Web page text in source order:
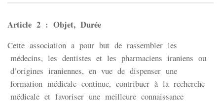
Article 2 : Objet, Durée
Cette association a pour but de rassembler les
médecins, les dentistes et les pharmaciens iraniens ou
d’origines iraniennes, en vue de dispenser une
formation médicale continue, contribuer à la recherche
médicale et favoriser une meilleure connaissance